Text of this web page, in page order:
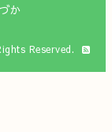
か
Reserved.